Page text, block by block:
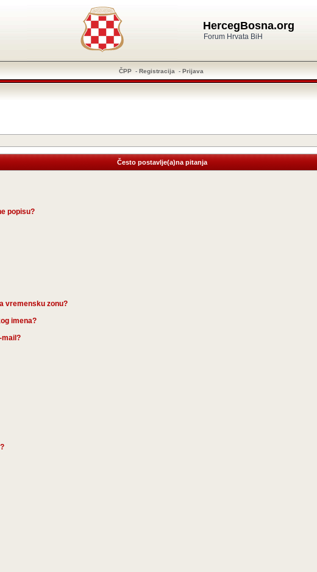
HercegBosna.org
Forum Hrvata BiH
ČPP - Registracija - Prijava
Često postavlje(a)na pitanja
popisu?
vremensku zonu?
imena?
mail?